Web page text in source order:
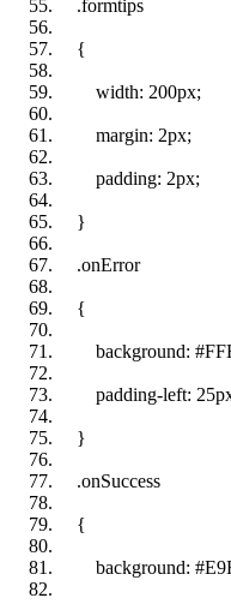
.formtips
{
width: 200px;
margin: 2px;
padding: 2px;
}
.onError
{
background:
padding-left:
}
.onSuccess
{
background: